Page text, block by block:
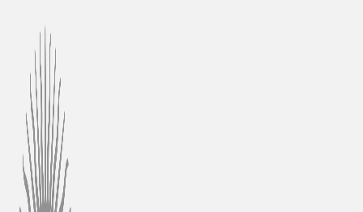
contenido